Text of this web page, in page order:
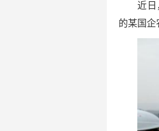
近日
的某国企